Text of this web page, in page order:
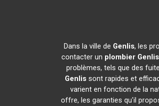
Dans la ville de Genlis, les
contacter un plombier Genlis
problèmes, tels que des
Genlissont rapides et
varient en fonction de la
offre, les garanties qu'il